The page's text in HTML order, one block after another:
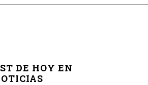
DE HOY EN